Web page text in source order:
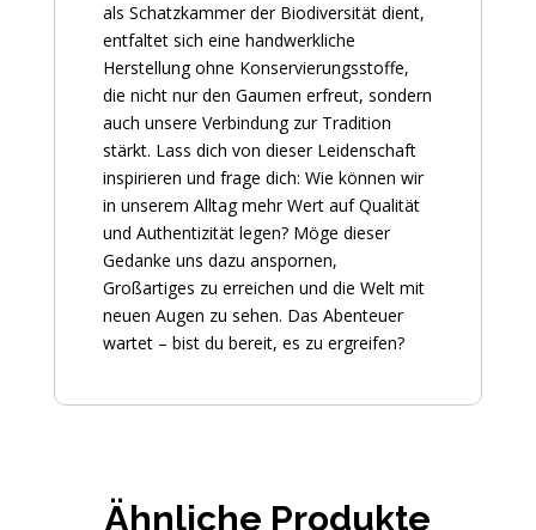
als Schatzkammer der Biodiversität dient,
entfaltet sich eine handwerkliche
Herstellung ohne Konservierungsstoffe,
die nicht nur den Gaumen erfreut, sondern
auch unsere Verbindung zur Tradition
stärkt. Lass dich von dieser Leidenschaft
inspirieren und frage dich: Wie können wir
in unserem Alltag mehr Wert auf Qualität
und Authentizität legen? Möge dieser
Gedanke uns dazu anspornen,
Großartiges zu erreichen und die Welt mit
neuen Augen zu sehen. Das Abenteuer
wartet – bist du bereit, es zu ergreifen?
Ähnliche Produkte